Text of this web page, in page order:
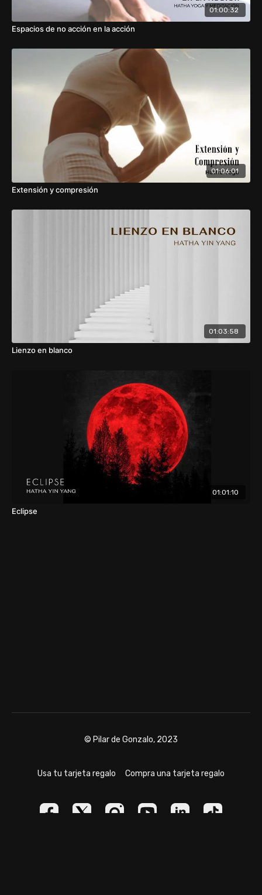
01:00:32
Espacios de no acción en la acción
01:06:01
Extensión y compresión
01:03:58
Lienzo en blanco
01:01:10
Eclipse
© Pilar de Gonzalo, 2023
Usa tu tarjeta regalo Compra una tarjeta regalo